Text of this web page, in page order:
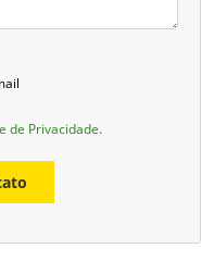
de Privacidade.